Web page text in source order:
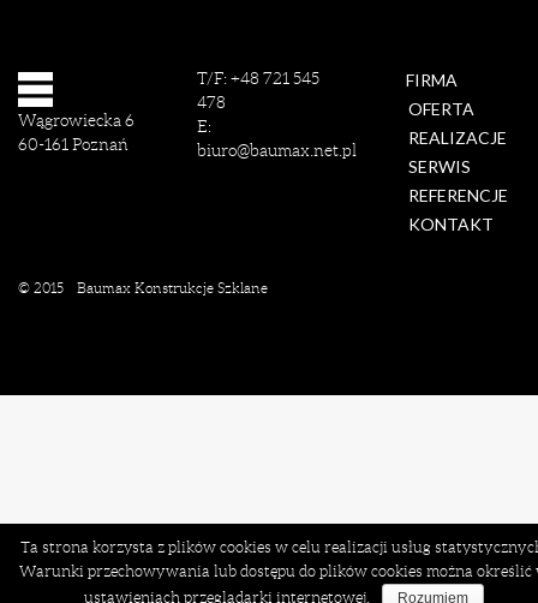
Wągrowiecka 6
60-161 Poznań
T/F:+48 721 545
478
E:
biuro@baumax.net.pl
FIRMA
OFERTA
REALIZACJE
SERWIS
REFERENCJE
KONTAKT
© 2015 Baumax Konstrukcje Szklane
Ta strona korzysta z plików cookies w celu realizacji usług
Warunki przechowywania lub dostępu do plików cookies można określić
ustawieniach przeglądarki internetowej.
Rozumiem